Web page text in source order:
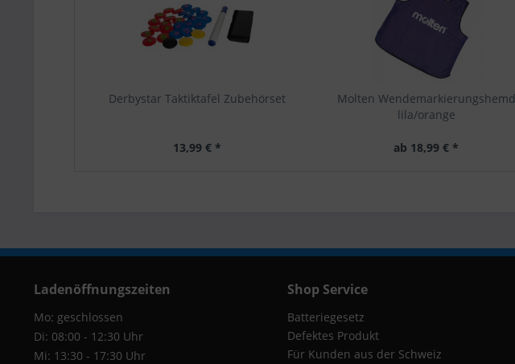
Derbystar Taktiktafel Zubehörset
13,99 € *
Molten Wendemarkierungshemd
lila/orange
ab 18,99 € *
Ladenöffnungszeiten
Mo: geschlossen
Di: 08:00 - 12:30 Uhr
Mi: 13:30 - 17:30 Uhr
Shop Service
Batteriegesetz
Defektes Produkt
Für Kunden aus der Schweiz